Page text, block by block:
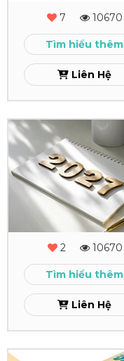
7 10670
Tìm hiểu thêm
Liên Hệ
In
Lịch
Độc
Quyền
Theo
Yêu
Cầu
2 10670
Tìm hiểu thêm
Liên Hệ